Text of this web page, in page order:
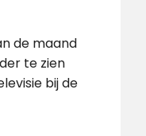
de maand
te zien
bij de